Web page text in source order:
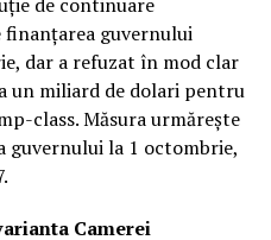
avansată tehnologie
multi-vectorială
strategică în fața
de operațiuni.
Lab propune o
Neutron
Lab se detașează cu
guvernului
dar a refuzat în mod clar
un miliard de dolari pentru
class. Măsura urmărește
guvernului la 1 octombrie,
Camerei